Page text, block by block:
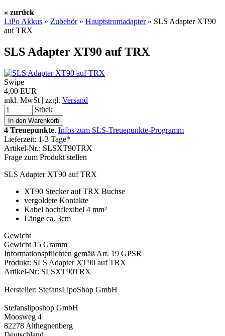
« zurück
LiPo Akkus » Zubehör» Hauptstromadapter» SLS Adapter XT90
auf TRX
SLS Adapter XT90 auf TRX
Swipe
4,00 EUR
inkl. MwSt | zzgl. Versand
Stück
4 Treuepunkte. Infos zum SLS-Treuepunkte-Programm
Lieferzeit: 1-3 Tage*
Artikel-Nr.: SLSXT90TRX
Frage zum Produkt stellen
SLS Adapter XT90 auf TRX
XT90 Stecker auf TRX Buchse
vergoldete Kontakte
Kabel hochflexibel 4 mm²
Länge ca. 3cm
Gewicht
Gewicht 15 Gramm
Informationspflichten gemäß Art. 19 GPSR
Produkt: SLS Adapter XT90 auf TRX
Artikel-Nr: SLSXT90TRX
Hersteller: StefansLipoShop GmbH
Stefansliposhop GmbH
Moosweg 4
82278 Althegnenberg